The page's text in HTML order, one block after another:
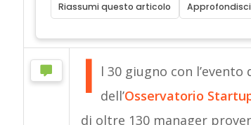
Riassumi questo articolo
I l 30 giugno con
dell’Osservatorio
di oltre 130 manager